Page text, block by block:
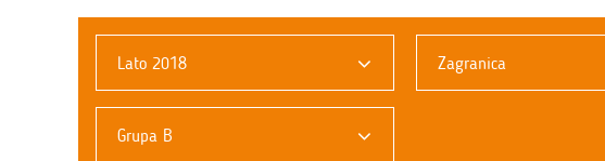
Lato 2018 Zagranica
Grupa B